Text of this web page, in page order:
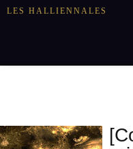
LES HALLIENNALES